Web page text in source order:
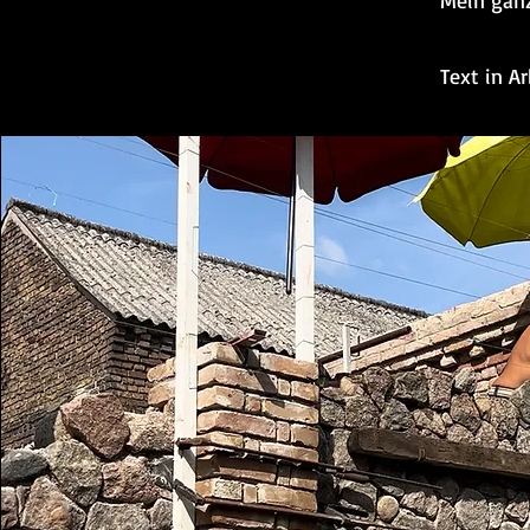
Text in